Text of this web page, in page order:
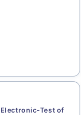
19.08.2026
Test of